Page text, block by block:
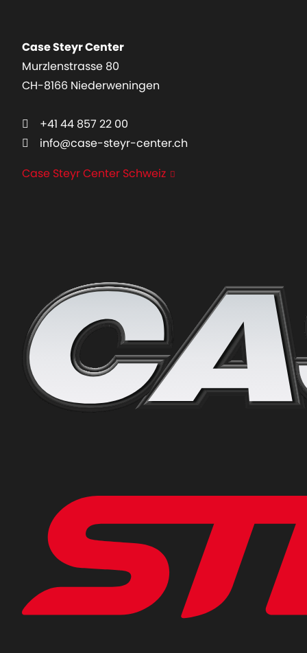
Case Steyr Center
Murzlenstrasse 80
CH-8166 Niederweningen
+41 44 857 22 00
info@case-steyr-center.ch
Case Steyr Center Schweiz